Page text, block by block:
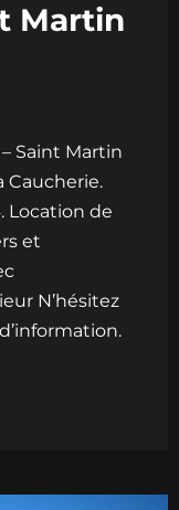
Martin
Saint Martin
Caucherie.
Location de
et
N’hésitez